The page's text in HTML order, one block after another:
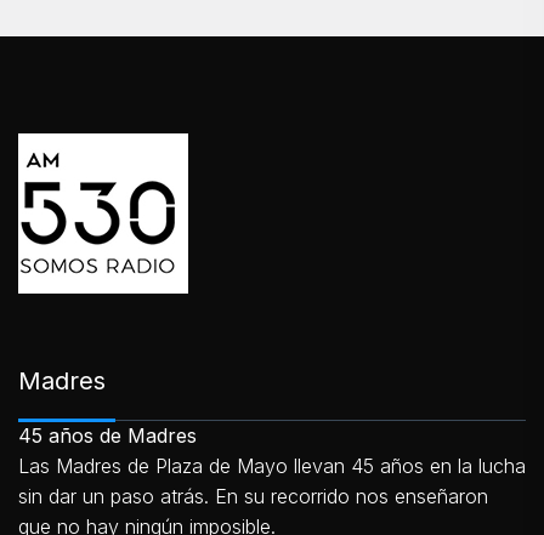
Madres
45 años de Madres
Las Madres de Plaza de Mayo llevan 45 años en la lucha
sin dar un paso atrás. En su recorrido nos enseñaron
que no hay ningún imposible.